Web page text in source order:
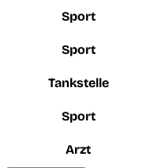
Sport
Sport
Tankstelle
Sport
Arzt